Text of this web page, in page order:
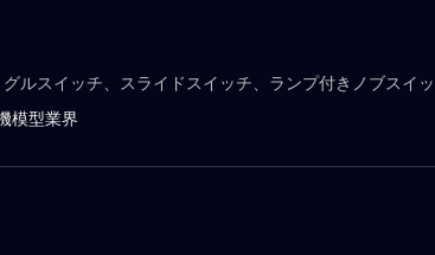
ルスイッチ、スライドスイッチ、ランプ付きノブスイ
模型業界